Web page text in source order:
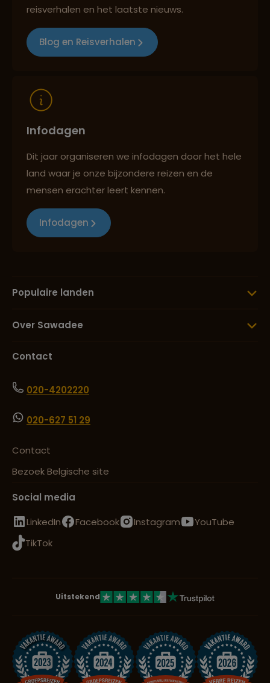
Reizen met oog voor mens, cultuur en milieu
reisverhalen en het laatste nieuws.
Blog en Reisverhalen
Infodagen
Dit jaar organiseren we infodagen door het hele
land waar je onze bijzondere reizen en de
mensen erachter leert kennen.
Infodagen
Populaire landen
Over Sawadee
Contact
020-4202220
020-627 51 29
Contact
Bezoek Belgische site
Social media
LinkedIn
Facebook Instagram
YouTube
TikTok
Uitstekend